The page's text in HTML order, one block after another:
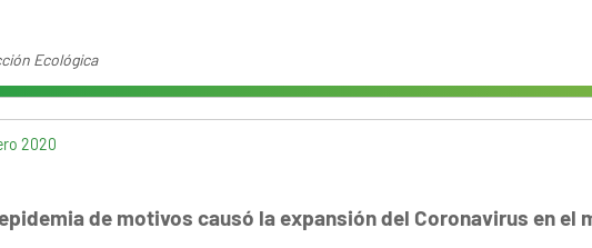
Ecológica
2020
de motivos causó la expansión del Coronavirus en el